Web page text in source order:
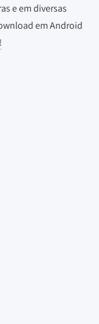
e em diversas
em Android